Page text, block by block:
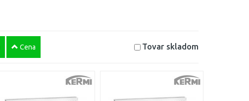
Cena Tovar skladom